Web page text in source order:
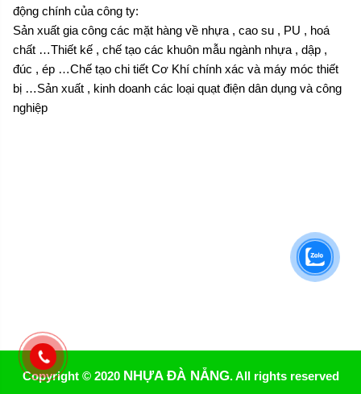
động chính của công ty:
Sản xuất gia công các mặt hàng về nhựa , cao su , PU , hoá
chất …Thiết kế , chế tạo các khuôn mẫu ngành nhựa , dập ,
đúc , ép …Chế tạo chi tiết Cơ Khí chính xác và máy móc thiết
bị …Sản xuất , kinh doanh các loại quạt điện dân dụng và công
nghiệp
Copyright © 2020 NHỰA ĐÀ NẴNG. All rights reserved